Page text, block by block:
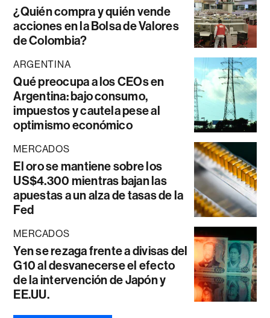
¿Quién compra y quién vende
acciones en la Bolsa de Valores
de Colombia?
ARGENTINA
Qué preocupa a los CEOs en
Argentina: bajo consumo,
impuestos y cautela pese al
optimismo económico
MERCADOS
El oro se mantiene sobre los
US$4.300 mientras bajan las
apuestas a un alza de tasas de la
Fed
MERCADOS
Yen se rezaga frente a divisas del
G10 al desvanecerse el efecto
de la intervención de Japón y
EE.UU.